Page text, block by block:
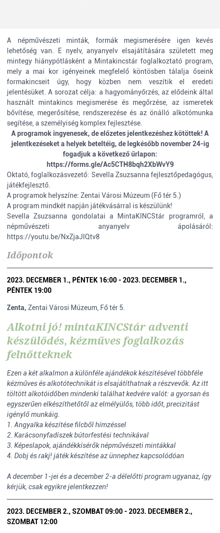
A népművészeti minták, formák megismerésére igen kevés
lehetőség van. E nyelv, anyanyelv elsajátítására született meg
mintegy hiánypótlásként a Mintakincstár foglalkoztató program,
mely a mai kor igényeinek megfelelő köntösben tálalja őseink
formakincseit úgy, hogy közben nem veszítik el eredeti
jelentésüket. A sorozat célja: a hagyományőrzés, az elődeink által
használt mintakincs megismerése és megőrzése, az ismeretek
bővítése, megerősítése, rendszerezése és az önálló alkotómunka
segítése, a személyiség komplex fejlesztése.
A programok ingyenesek, de előzetes jelentkezéshez kötöttek! A
jelentkezéseket a helyek beteltéig, de legkésőbb november 24-ig
fogadjuk a következő űrlapon:
https://forms.gle/Ac5CTH8bqh2XbWvY9
Oktató, foglalkozásvezető: Sevella Zsuzsanna fejlesztőpedagógus,
játékfejlesztő.
A programok helyszíne: Zentai Városi Múzeum (Fő tér 5.)
A program mindkét napján játékvásárral is készülünk!
Sevella Zsuzsanna gondolatai a MintaKINCStár programról, a
népművészeti anyanyelv ápolásáról:
https://youtu.be/NxZjaJlQtv8
Időpontok
2023. DECEMBER 1., PÉNTEK 16:00 - 2023. DECEMBER 1.,
PÉNTEK 19:00
Zenta, Zentai Városi Múzeum, Fő tér 5.
Alkotni jó! mintaKINCStár adventi
készülődés, kézműves foglalkozás
felnőtteknek
Ezen a két alkalmon a különféle ajándékok készítésével többféle
kézműves és alkotótechnikát is elsajátíthatnak a részvevők. Az itt
töltött alkotóidőben mindenki találhat kedvére valót: a gyorsan és
egyszerűen elkészíthetőtől az elmélyülős, több időt, precizitást
igénylő munkáig.
1. Angyalka készítése filcből hímzéssel
2. Karácsonyfadíszek bútorfestési technikával
3. Képeslapok, ajándékkísérők népművészeti mintákkal
4. Dobj és rakj! játék készítése az ünnephez kapcsolódóan
A december 1-jei és a december 2-a délelőtti program ugyanaz, így
kérjük, csak egyikre jelentkezzen!
2023. DECEMBER 2., SZOMBAT 09:00 - 2023. DECEMBER 2.,
SZOMBAT 12:00